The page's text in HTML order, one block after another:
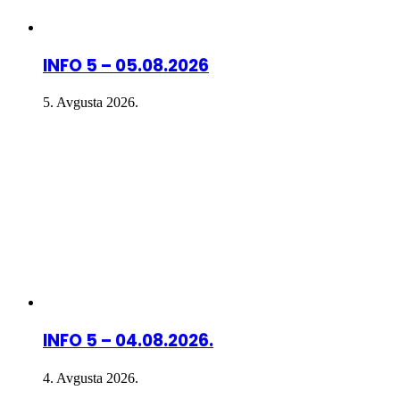
INFO 5 – 05.08.2026
5. Avgusta 2026.
INFO 5 – 04.08.2026.
4. Avgusta 2026.